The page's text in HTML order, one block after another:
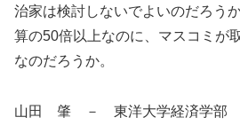
治家は検討しないでよいのだろう
算の50倍以上なのに、マスコミが
なのだろうか。
山田 肇 － 東洋大学経済学部